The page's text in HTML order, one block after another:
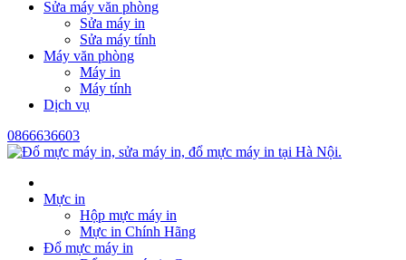
Sửa máy văn phòng
Sửa máy in
Sửa máy tính
Máy văn phòng
Máy in
Máy tính
Dịch vụ
0866636603
Mực in
Hộp mực máy in
Mực in Chính Hãng
Đổ mực máy in